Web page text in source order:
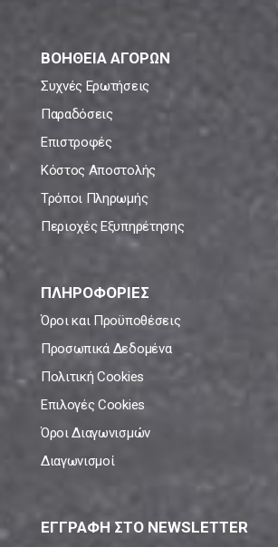
ΒΟΗΘΕΙΑ ΑΓΟΡΩΝ
Συχνές Ερωτήσεις
Παραδόσεις
Επιστροφές
Κόστος Αποστολής
Τρόποι Πληρωμής
Περιοχές Εξυπηρέτησης
ΠΛΗΡΟΦΟΡΙΕΣ
Όροι και Προϋποθέσεις
Προσωπικά Δεδομένα
Πολιτική Cookies
Επιλογές Cookies
Όροι Διαγωνισμών
Διαγωνισμοί
ΕΓΓΡΑΦΗ ΣΤΟ NEWSLETTER